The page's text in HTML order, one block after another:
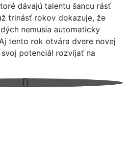
dávajú talentu šancu rásť
trinásť rokov dokazuje, že
nemusia automaticky
tento rok otvára dvere novej
potenciál rozvíjať na